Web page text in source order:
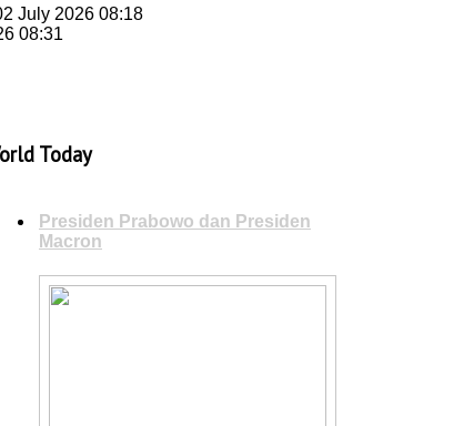
July 2026 08:18
08:31
Today
Presiden Prabowo dan Presiden
Macron